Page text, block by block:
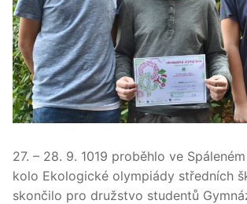
27. – 28. 9. 1019 proběhlo ve
kolo Ekologické olympiády středních
skončilo pro družstvo studentů